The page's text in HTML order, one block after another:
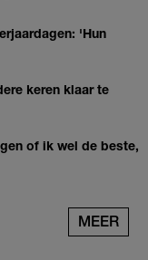
'Hun
keren klaar te
of ik wel de beste,
MEER